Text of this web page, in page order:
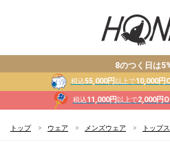
8のつく日は
税込55,000円 以上で10,000円
税込11,000円 以上で2,000円
トップ ウェア メンズウェア トップス